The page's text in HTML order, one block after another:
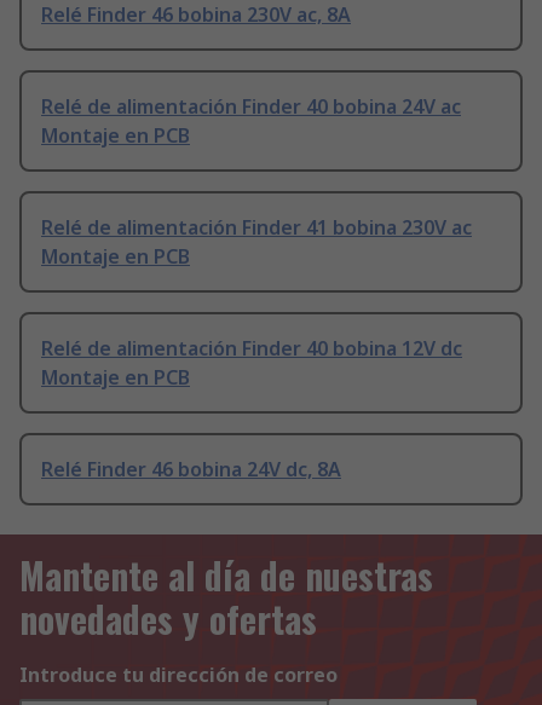
Relé Finder 46 bobina 230V ac, 8A
Relé de alimentación Finder 40 bobina 24V ac
Montaje en PCB
Relé de alimentación Finder 41 bobina 230V ac
Montaje en PCB
Relé de alimentación Finder 40 bobina 12V dc
Montaje en PCB
Relé Finder 46 bobina 24V dc, 8A
Mantente al día de nuestras
novedades y ofertas
Introduce tu dirección de correo